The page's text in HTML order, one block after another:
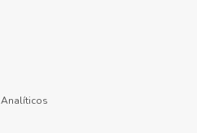
Analíticos